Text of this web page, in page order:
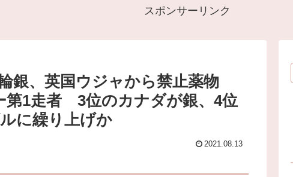
スポンサーリンク
輪銀、英国ウジャから禁止薬物
第1走者 3位のカナダが銀、4位
に繰り上げか
2021.08.13